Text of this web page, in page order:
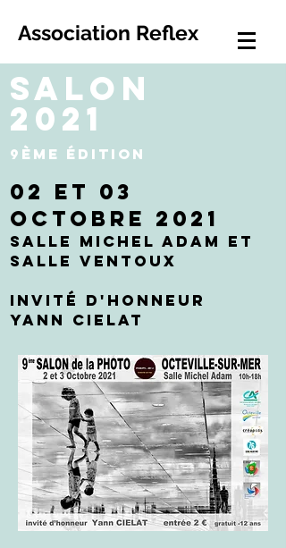
Association Reflex
SALON
2021
9ÈME ÉDITION
02 et 03
Octobre 2021
Salle michel ADAM et
Salle ventoux
Invité d'honneur
Yann Cielat